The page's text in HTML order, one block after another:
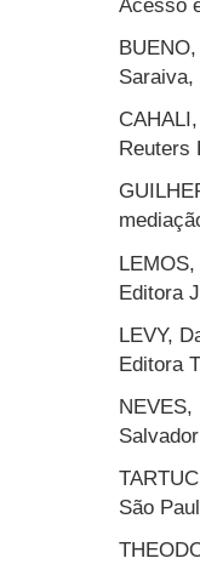
Saraiva,
Reuters
Editora
LEVY,
Editora
São